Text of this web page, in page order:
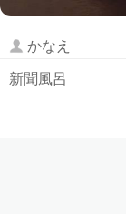
かなえ
新聞風呂